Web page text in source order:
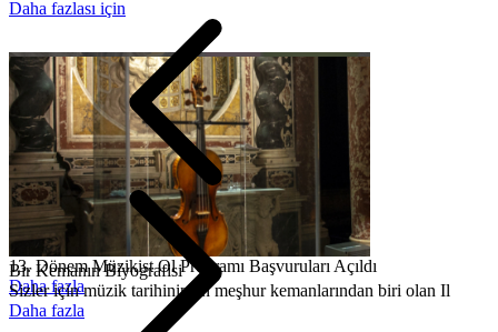
13. Dönem Müzikist Ol Programı Başvuruları Açıldı
Daha fazla
Bir Kemanın Biyografisi
Sizler için müzik tarihinin en meşhur kemanlarından biri olan Il
Daha fazla
Daha fazlası için